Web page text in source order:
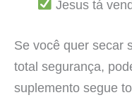
Jesus tá
Se você quer secar
total segurança,
suplemento segue